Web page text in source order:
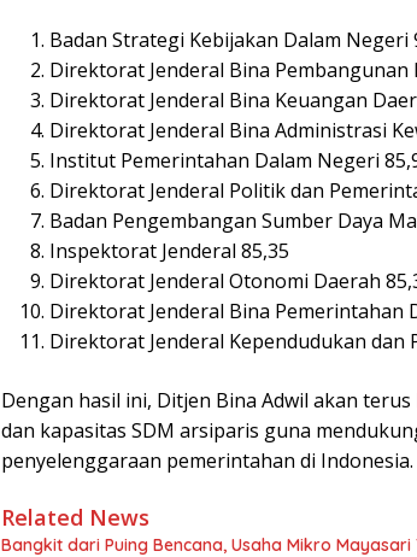
Badan Strategi Kebijakan Dalam Negeri
Direktorat Jenderal Bina Pembangunan
Direktorat Jenderal Bina Keuangan
Direktorat Jenderal Bina Administrasi
Institut Pemerintahan Dalam Negeri
Direktorat Jenderal Politik dan
Badan Pengembangan Sumber Daya
Inspektorat Jenderal 85,35
Direktorat Jenderal Otonomi Daerah
Direktorat Jenderal Bina Pemerintahan
Direktorat Jenderal Kependudukan dan
Dengan hasil ini, Ditjen Bina Adwil akan
dan kapasitas SDM arsiparis guna
penyelenggaraan pemerintahan di
Related News
Bangkit dari Puing Bencana, Usaha Mikro Mayasari